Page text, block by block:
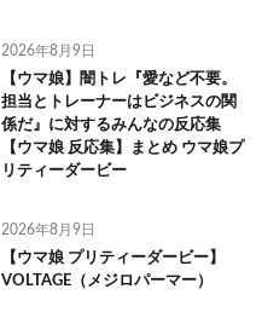
2026年8月9日
【ウマ娘】闇トレ『愛など不要。
担当とトレーナーはビジネスの関
係だ』に対するみんなの反応集
【ウマ娘 反応集】まとめ ウマ娘プ
リティーダービー
2026年8月9日
【ウマ娘 プリティーダービー】
VOLTAGE（メジロパーマー）